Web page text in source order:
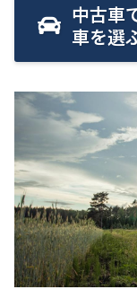
中古車
車を選